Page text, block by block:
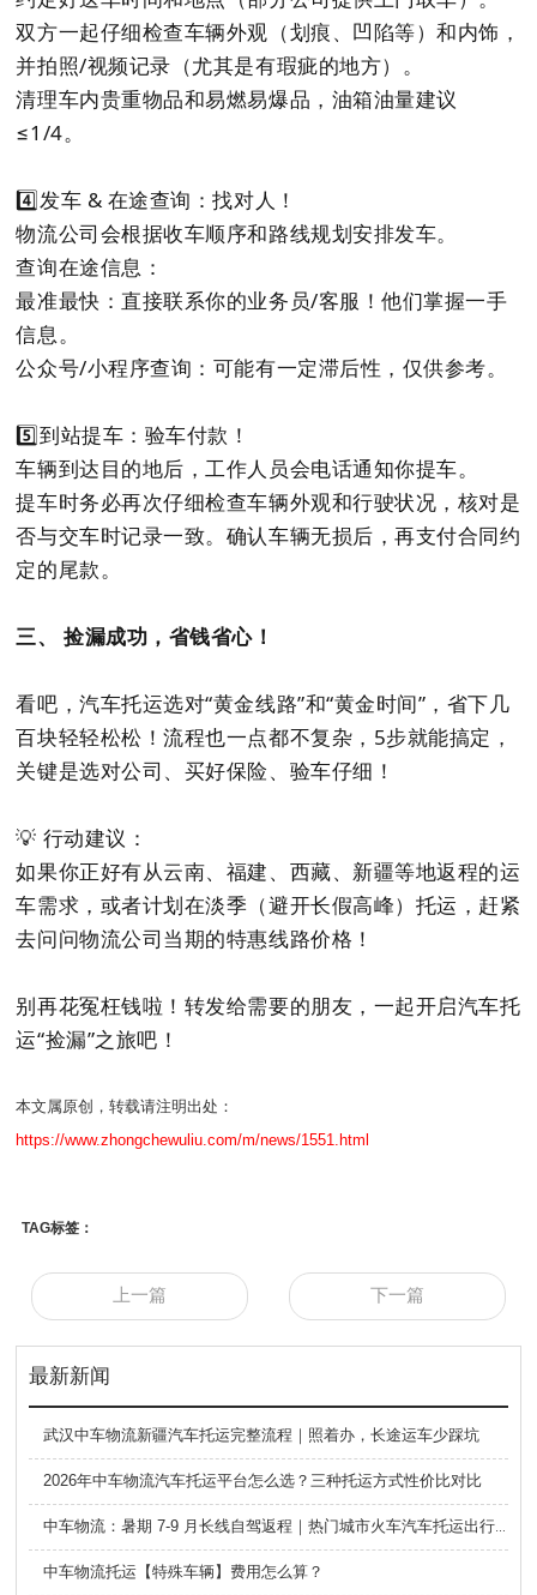
双方一起仔细检查车辆外观（划痕、凹陷等）和内饰，
并拍照/视频记录（尤其是有瑕疵的地方）。
清理车内贵重物品和易燃易爆品，油箱油量建议
≤1/4。
4️⃣发车 & 在途查询：找对人！
物流公司会根据收车顺序和路线规划安排发车。
查询在途信息：
最准最快：直接联系你的业务员/客服！他们掌握一手
信息。
公众号/小程序查询：可能有一定滞后性，仅供参考。
5️⃣到站提车：验车付款！
车辆到达目的地后，工作人员会电话通知你提车。
提车时务必再次仔细检查车辆外观和行驶状况，核对是
否与交车时记录一致。确认车辆无损后，再支付合同约
定的尾款。
三、 捡漏成功，省钱省心！
看吧，汽车托运选对“黄金线路”和“黄金时间”，省下几
百块轻轻松松！流程也一点都不复杂，5步就能搞定，
关键是选对公司、买好保险、验车仔细！
💡 行动建议：
如果你正好有从云南、福建、西藏、新疆等地返程的运
车需求，或者计划在淡季（避开长假高峰）托运，赶紧
去问问物流公司当期的特惠线路价格！
别再花冤枉钱啦！转发给需要的朋友，一起开启汽车托
运“捡漏”之旅吧！
本文属原创，转载请注明出处：
https://www.zhongchewuliu.com/m/news/1551.html
TAG标签：
上一篇 下一篇
最新新闻
武汉中车物流新疆汽车托运完整流程｜照着办，长途运车少踩坑
2026年中车物流汽车托运平台怎么选？三种托运方式性价比对比
中车物流：暑期 7-9 月长线自驾返程｜热门城市火车汽车托运出行全攻略
中车物流托运【特殊车辆】费用怎么算？